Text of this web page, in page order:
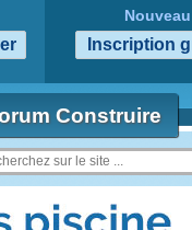
Construire